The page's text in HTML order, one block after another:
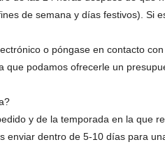
de semana y días festivos). Si
o póngase en contacto con
que podamos ofrecerle un
y de la temporada en la que
enviar dentro de 5-10 días para